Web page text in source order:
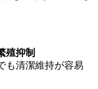
殖抑制
も清潔維持が容易